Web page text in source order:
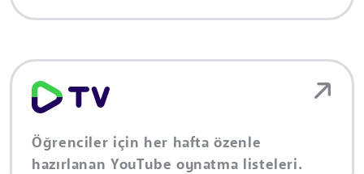
Öğrenciler için her hafta özenle
hazırlanan YouTube oynatma listeleri.